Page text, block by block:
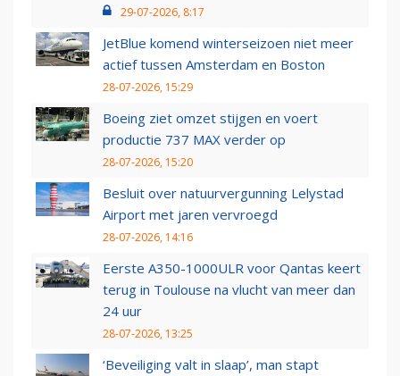
29-07-2026, 8:17
JetBlue komend winterseizoen niet meer
actief tussen Amsterdam en Boston
28-07-2026, 15:29
Boeing ziet omzet stijgen en voert
productie 737 MAX verder op
28-07-2026, 15:20
Besluit over natuurvergunning Lelystad
Airport met jaren vervroegd
28-07-2026, 14:16
Eerste A350-1000ULR voor Qantas keert
terug in Toulouse na vlucht van meer dan
24 uur
28-07-2026, 13:25
‘Beveiliging valt in slaap’, man stapt